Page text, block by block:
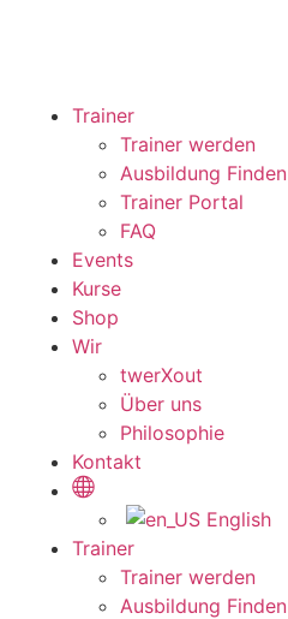
Trainer
Trainer werden
Ausbildung Finden
Trainer Portal
FAQ
Events
Kurse
Shop
Wir
twerXout
Über uns
Philosophie
Kontakt
English
Trainer
Trainer werden
Ausbildung Finden